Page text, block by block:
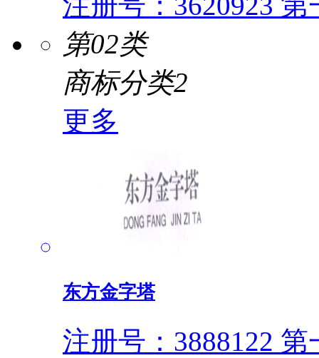
第02类
商标分类2
更多
东方金字塔
注册号：3888122 第